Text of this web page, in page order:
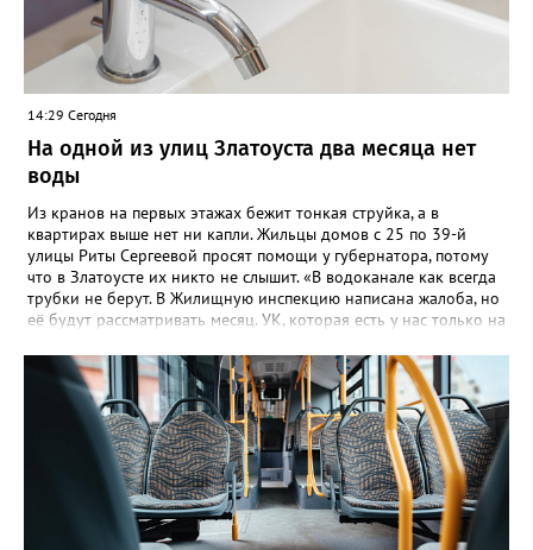
14:29 Сегодня
На одной из улиц Златоуста два месяца нет
воды
Из кранов на первых этажах бежит тонкая струйка, а в
квартирах выше нет ни капли. Жильцы домов с 25 по 39-й
улицы Риты Сергеевой просят помощи у губернатора, потому
что в Златоусте их никто не слышит. «В водоканале как всегда
трубки не берут. В Жилищную инспекцию написана жалоба, но
её будут рассматривать месяц. УК, которая есть у нас только на
как живут люди без воды. На Кирова, возле бомбоубежища из-
под асфальта хлещет вода, но Водоканал не мог найти утечку,
это нам было сказано ранее», - говорится в обращении,
которое горожане оставили в сообществе «Текслер, помоги!»
во ВКонтакте (стиль, орфография и пунктуация авторские). Под
обращением есть видео – его автор под ником Елена
Александровна, прогулявшись по улице Кирова, приходит к
«источнику», откуда начинается поток. Официальных
комментариев под обращением пока нет.